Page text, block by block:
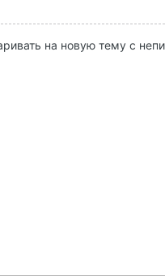
на новую тему с